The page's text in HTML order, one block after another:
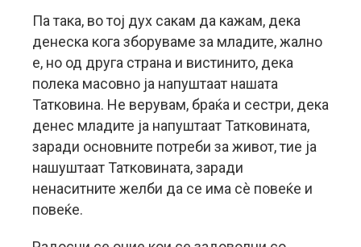
Па така, во тој дух сакам да кажам, дека
денеска кога зборуваме за младите, жално
е, но од друга страна и вистинито, дека
полека масовно ја напуштаат нашата
Татковина. Не верувам, браќа и сестри, дека
денес младите ја напуштаат Татковината,
заради основните потреби за живот, тие ја
нашуштаат Татковината, заради
ненаситните желби да се има сè повеќе и
повеќе.